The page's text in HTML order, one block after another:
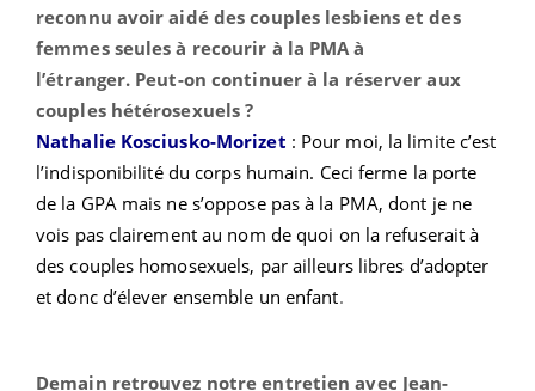
reconnu avoir aidé des couples lesbiens et des
femmes seules à recourir à la PMA à
l’étranger. Peut-on continuer à la réserver aux
couples hétérosexuels ?
Nathalie Kosciusko-Morizet : Pour moi, la limite c’est
l’indisponibilité du corps humain. Ceci ferme la porte
de la GPA mais ne s’oppose pas à la PMA, dont je ne
vois pas clairement au nom de quoi on la refuserait à
des couples homosexuels, par ailleurs libres d’adopter
et donc d’élever ensemble un enfant.
Demain retrouvez notre entretien avec Jean-